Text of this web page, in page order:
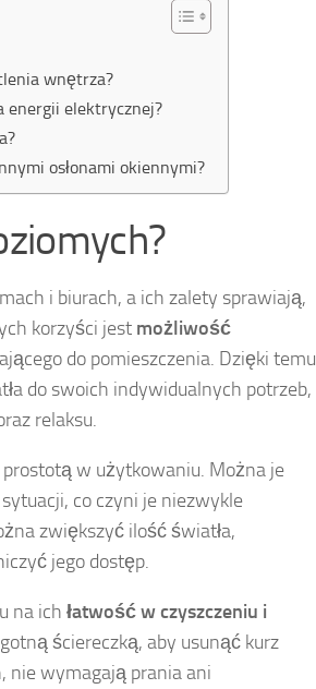
wnętrza?
energii elektrycznej?
osłonami okiennymi?
i biurach, a ich zalety sprawiają,
korzyści jest możliwość
do pomieszczenia. Dzięki temu
do swoich indywidualnych potrzeb,
relaksu.
w użytkowaniu. Można je
co czyni je niezwykle
zwiększyć ilość światła,
jego dostęp.
na ich łatwość w czyszczeniu i
ściereczką, aby usunąć kurz
nie wymagają prania ani